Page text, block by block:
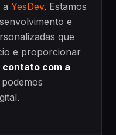
a YesDev. Estamos
e
que
e proporcionar
contato com a